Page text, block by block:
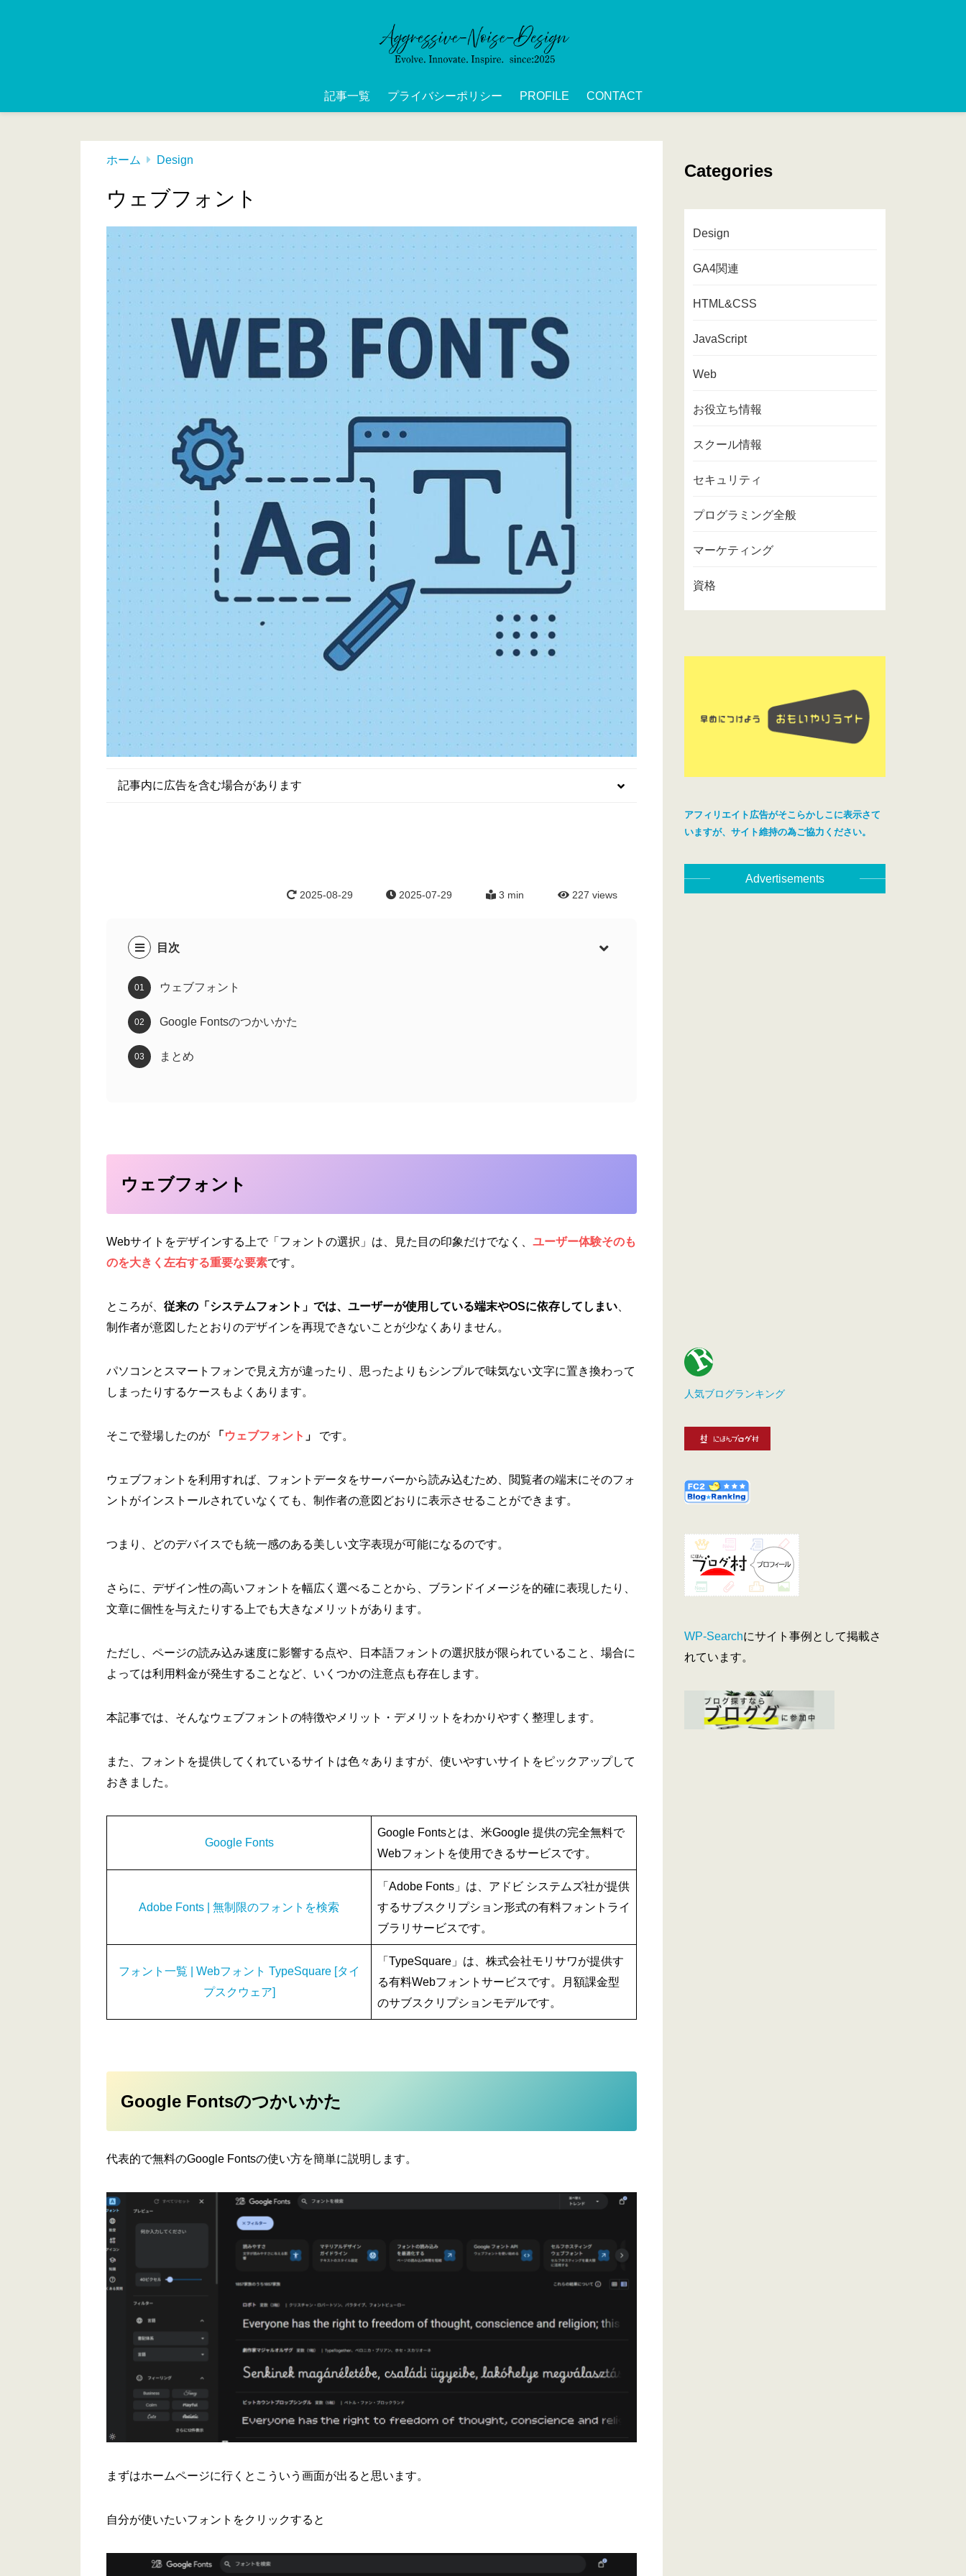
記事一覧 プライバシーポリシー PROFILE CONTACT
ホーム Design
ウェブフォント
2025-08-29 2025-07-29 3 min 227 views
記事内に広告を含む場合があります
目次
ウェブフォント
Google Fontsのつかいかた
まとめ
ウェブフォント
Webサイトをデザインする上で「フォントの選択」は、見た目の印象だけでなく、 ユーザー体験そのも
のを大きく左右する重要な要素です。
ところが、 従来の「システムフォント」では、ユーザーが使用している端末やOSに依存してしまい
制作者が意図したとおりのデザインを再現できないことが少なくありません。
パソコンとスマートフォンで見え方が違ったり、思ったよりもシンプルで味気ない文字に置き換わって
しまったりするケースもよくあります。
そこで登場したのが 「 ウェブフォント 」 です。
ウェブフォントを利用すれば、フォントデータをサーバーから読み込むため、閲覧者の端末にそのフォ
ントがインストールされていなくても、制作者の意図どおりに表示させることができます。
つまり、どのデバイスでも統一感のある美しい文字表現が可能になるのです。
さらに、デザイン性の高いフォントを幅広く選べることから、ブランドイメージを的確に表現したり、
文章に個性を与えたりする上でも大きなメリットがあります。
ただし、ページの読み込み速度に影響する点や、日本語フォントの選択肢が限られていること、場合に
よっては利用料金が発生することなど、いくつかの注意点も存在します。
本記事では、そんなウェブフォントの特徴やメリット・デメリットをわかりやすく整理します。
また、フォントを提供してくれているサイトは色々ありますが、使いやすいサイトをピックアップして
おきました。
Google Fonts
Google Fontsとは、米Google 提供の完全無料で
Webフォントを使用できるサービスです。
Adobe Fonts | 無制限のフォントを検索
「Adobe Fonts」は、アドビ システムズ社が提供
するサブスクリプション形式の有料フォントライ
ブラリサービスです。
フォント一覧 | Webフォント TypeSquare [タイ
プスクウェア]
「TypeSquare」は、株式会社モリサワが提供す
る有料Webフォントサービスです。月額課金型
のサブスクリプションモデルです。
Google Fontsのつかいかた
代表的で無料のGoogle Fontsの使い方を簡単に説明します。
まずはホームページに行くとこういう画面が出ると思います。
自分が使いたいフォントをクリックすると
Categories
Design
GA4関連
HTML&CSS
JavaScript
Web
お役立ち情報
スクール情報
セキュリティ
プログラミング全般
マーケティング
資格
アフィリエイト広告がそこらかしこに表示さて
いますが、サイト維持の為ご協力ください。
Advertisements
人気ブログランキング
WP-Searchにサイト事例として掲載さ
れています。